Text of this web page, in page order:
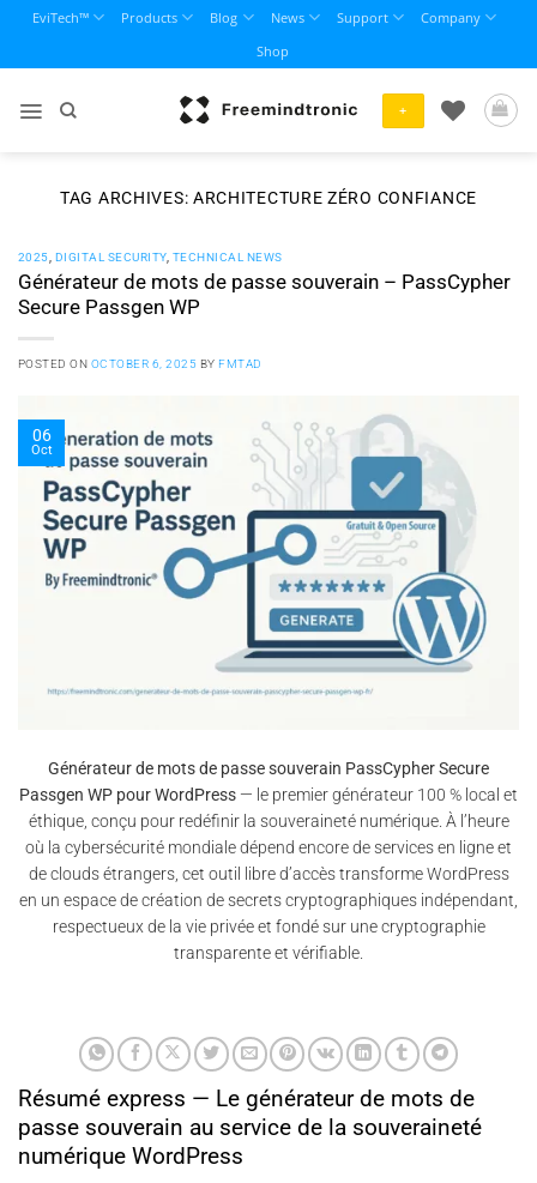
content
EviTech™ Products Blog News Support
Company
Shop
+
TAG ARCHIVES: ARCHITECTURE ZÉRO CONFIANCE
2025 DIGITAL SECURITY, TECHNICAL NEWS
Générateur de mots de passe souverain – PassCypher
Secure Passgen WP
POSTED ON OCTOBER 6, 2025 BYFMTAD
06
Oct
Générateur de mots de passe souverain PassCypher Secure
Passgen WP pour WordPress — le premier générateur 100 % local et
éthique, conçu pour redéfinir la souveraineté numérique. À l’heure
où la cybersécurité mondiale dépend encore de services en ligne et
de clouds étrangers, cet outil libre d’accès transforme WordPress
en un espace de création de secrets cryptographiques indépendant,
respectueux de la vie privée et fondé sur une cryptographie
transparente et vérifiable.
Résumé express — Le générateur de mots de
passe souverain au service de la souveraineté
numérique WordPress